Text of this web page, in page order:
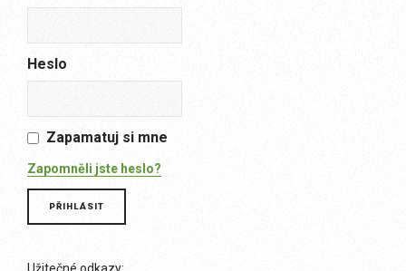
Heslo
Zapamatuj si mne
Zapomněli jste heslo?